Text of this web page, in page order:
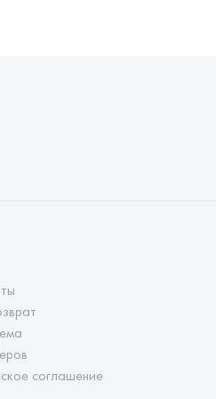
соглашение